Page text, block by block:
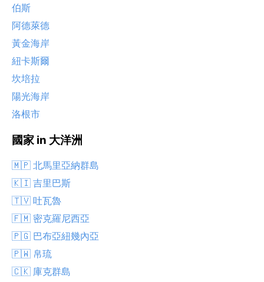
伯斯
阿德萊德
黃金海岸
紐卡斯爾
坎培拉
陽光海岸
洛根市
國家 in 大洋洲
🇲🇵 北馬里亞納群島
🇰🇮 吉里巴斯
🇹🇻 吐瓦魯
🇫🇲 密克羅尼西亞
🇵🇬 巴布亞紐幾內亞
🇵🇼 帛琉
🇨🇰 庫克群島